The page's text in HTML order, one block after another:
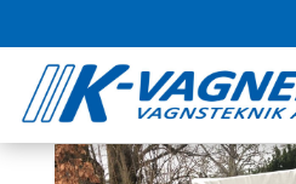
K-vagnen 2000
lövsugsvagn
feb 18, 2021